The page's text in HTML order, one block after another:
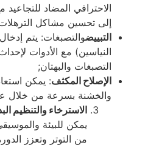
الاحترافي المضاد للتجاعيد
إلى تحسين مشاكل الترهلات
التبييضوالتصبغات: يتم
النياسين) مع الأدوات
التصبغات والبهتان;
الإصلاح المكثف: يمكن
والخشنة بسرعة من خلال
الاسترخاء والتنظيم
يمكن للبيئة
من التوتر وتعزز